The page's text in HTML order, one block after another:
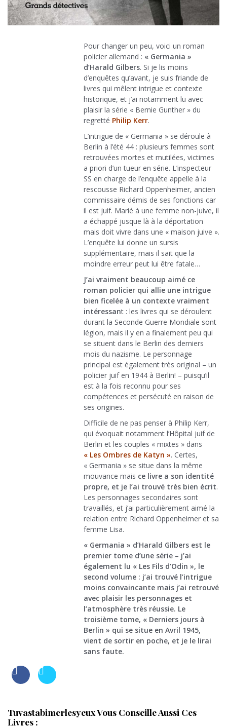
Pour changer un peu, voici un roman
policier allemand : « Germania »
d’Harald Gilbers. Si je lis moins
d’enquêtes qu’avant, je suis friande de
livres qui mêlent intrigue et contexte
historique, et j’ai notamment lu avec
plaisir la série « Bernie Gunther » du
regretté Philip Kerr.
L’intrigue de « Germania » se déroule à
Berlin à l’été 44 : plusieurs femmes sont
retrouvées mortes et mutilées, victimes
a priori d’un tueur en série. L’inspecteur
SS en charge de l’enquête appelle à la
rescousse Richard Oppenheimer, ancien
commissaire démis de ses fonctions car
il est juif. Marié à une femme non-juive, il
a échappé jusque là à la déportation
mais doit vivre dans une « maison juive ».
L’enquête lui donne un sursis
supplémentaire, mais il sait que la
moindre erreur peut lui être fatale…
J’ai vraiment beaucoup aimé ce
roman policier qui allie une intrigue
bien ficelée à un contexte vraiment
intéressant : les livres qui se déroulent
durant la Seconde Guerre Mondiale sont
légion, mais il y en a finalement peu qui
se situent dans le Berlin des derniers
mois du nazisme. Le personnage
principal est également très original – un
policier juif en 1944 à Berlin! – puisqu’il
est à la fois reconnu pour ses
compétences et persécuté en raison de
ses origines.
Difficile de ne pas penser à Philip Kerr,
qui évoquait notamment l’Hôpital juif de
Berlin et les couples « mixtes » dans
« Les Ombres de Katyn ». Certes,
« Germania » se situe dans la même
mouvance mais ce livre a son identité
propre, et je l’ai trouvé très bien écrit.
Les personnages secondaires sont
travaillés, et j’ai particulièrement aimé la
relation entre Richard Oppenheimer et sa
femme Lisa.
« Germania » d’Harald Gilbers est le
premier tome d’une série – j’ai
également lu « Les Fils d’Odin », le
second volume : j’ai trouvé l’intrigue
moins convaincante mais j’ai retrouvé
avec plaisir les personnages et
l’atmosphère très réussie. Le
troisième tome, « Derniers jours à
Berlin » qui se situe en Avril 1945,
vient de sortir en poche, et je le lirai
sans faute.
Tuvastabimerlesyeux Vous Conseille Aussi Ces
Livres :